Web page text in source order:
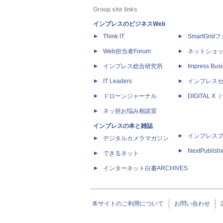
Group site links
インプレスのビジネスWeb
Think IT
Web担当者Forum
インプレス総合研究所
IT Leaders
ドローンジャーナル
ネッ担お悩み相談室
インプレスの本と雑誌
デジタルカメラマガジン
できるネット
インターネット白書ARCHIVES
SmartGridフ
ネットショ
Impress
インプレス
DIGITAL X（
インプレス
本サイトのご利用について お問い合わせ